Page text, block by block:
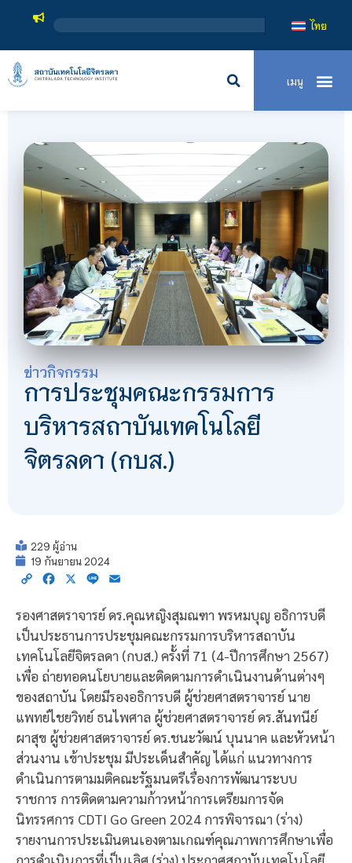
สถาบันเทคโนโล
ไทย
ข่าวกิจกรรม
การประชุมคณะกรรมการ
บริหารสถาบันเทคโนโลยี
จิตรลดา (กบส.)
229 ผู้อ่าน
19 กันยายน 2024
Copy Facebook
X Line
รองศาสตราจารย์ ดร.คุณหญิงสุมณฑา พรหมบุญ อธิการบดี
เป็นประธานการประชุมคณะกรรมการบริหารสถาบัน
เทคโนโลยีจิตรลดา (กบส.) ครั้งที่ 71 (4-ปีการศึกษา 2567)
เพื่อ ถ่ายทอดนโยบายและติดตามการดำเนินงานด้านต่างๆ
ของสถาบัน โดยมีรองอธิการบดี ผู้ช่วยศาสตราจารย์ นาย
แพทย์ไชยวิทย์ ธนไพศาล ผู้ช่วยศาสตราจารย์ ดร.สันทนีย์
ผาสุข ผู้ช่วยศาสตราจารย์ ดร.ชนะวัฒน์ บุนนาค และหัวหน้า
ส่วนงาน เข้าประชุม มีประเด็นสำคัญ ได้แก่ แนวทางการ
ดำเนินการตามมติคณะรัฐมนตรีเรื่องการพัฒนาระบบ
ราชการ การติดตามความก้าวหน้าการเตรียมการจัด
นิทรรศการ CDTI Go Green 2024 การพิจารณา (ร่าง)
รายงานการประเมินตนเองตามเกณฑ์คุณภาพการศึกษาเพื่อ